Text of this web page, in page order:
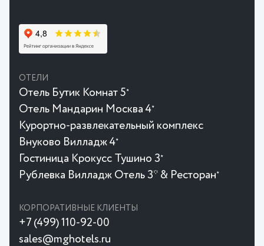
ОТЕЛИ
Отель Бутик Комнат 5★
Отель Мандарин Москва 4★
Курортно-развлекательный комплекс
Внуково Вилладж 4★
Гостиница Крокусc Тушино 3★
Рублевка Вилладж Отель 3* & Ресторан★
КОРПОРАТИВНЫЕ КЛИЕНТЫ
+7 (499) 110-92-00
sales@mghotels.ru